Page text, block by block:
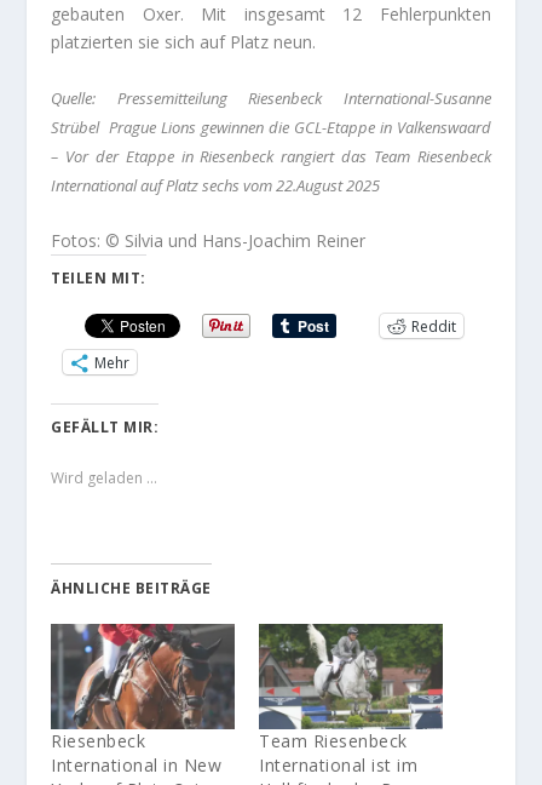
gebauten Oxer. Mit insgesamt 12 Fehlerpunkten
platzierten sie sich auf Platz neun.
Quelle: Pressemitteilung Riesenbeck International-Susanne
Strübel Prague Lions gewinnen die GCL-Etappe in Valkenswaard
– Vor der Etappe in Riesenbeck rangiert das Team Riesenbeck
International auf Platz sechs vom 22.August 2025
Fotos: © Silvia und Hans-Joachim Reiner
TEILEN MIT:
Reddit
Mehr
GEFÄLLT MIR:
Wird geladen …
ÄHNLICHE BEITRÄGE
Riesenbeck
International in New
Team Riesenbeck
International ist im